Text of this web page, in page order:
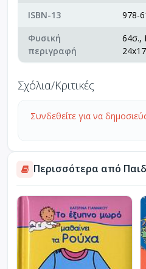
ISBN-13
978-
Φυσική
περιγραφή
64σ.,
Σχόλια/Κριτικές
Συνδεθείτε για να
Περισσότερα από